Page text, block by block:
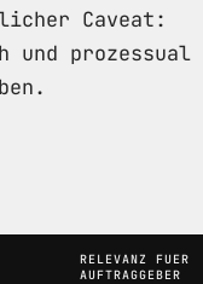
Caveat:
und prozessual
RELEVANZ FUER
AUFTRAGGEBER